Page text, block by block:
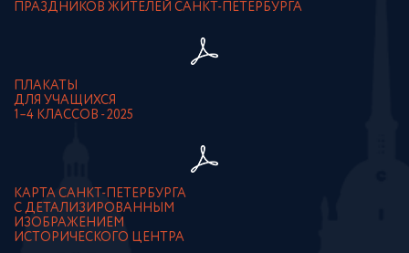
ПРАЗДНИКОВ ЖИТЕЛЕЙ САНКТ-ПЕТЕРБУРГА
ПЛАКАТЫ
ДЛЯ УЧАЩИХСЯ
1–4 КЛАССОВ - 2025
КАРТА САНКТ-ПЕТЕРБУРГА
С ДЕТАЛИЗИРОВАННЫМ
ИЗОБРАЖЕНИЕМ
ИСТОРИЧЕСКОГО ЦЕНТРА